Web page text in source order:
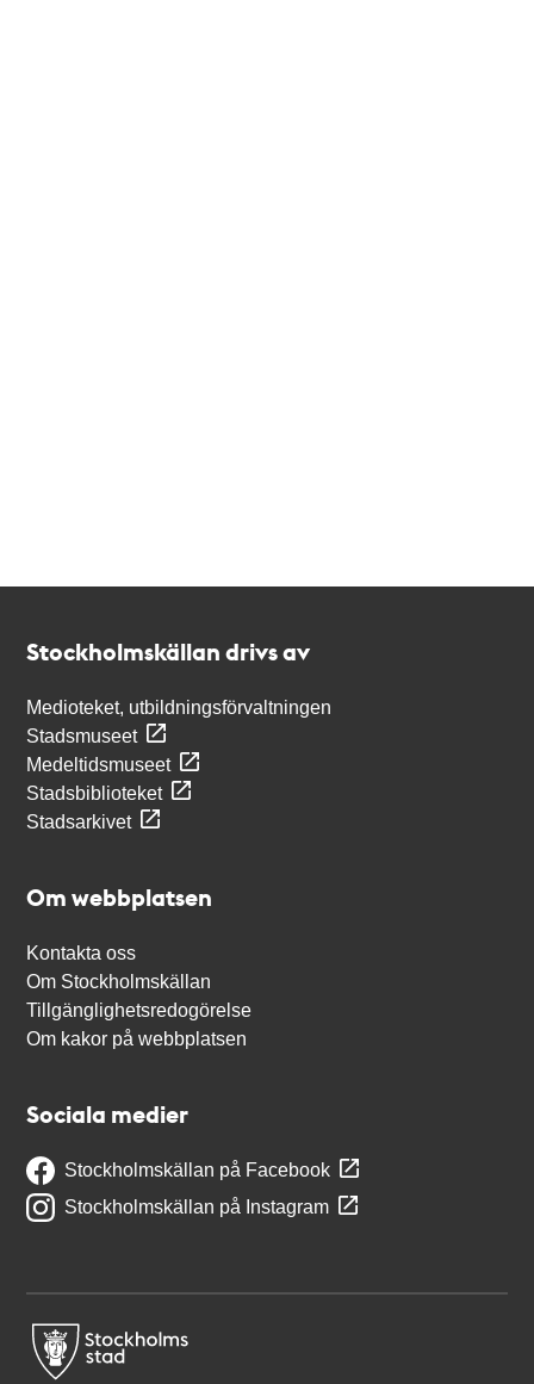
Stockholmskällan drivs av
Medioteket, utbildningsförvaltningen
Stadsmuseet
Medeltidsmuseet
Stadsbiblioteket
Stadsarkivet
Om webbplatsen
Kontakta oss
Om Stockholmskällan
Tillgänglighetsredogörelse
Om kakor på webbplatsen
Sociala medier
Stockholmskällan på Facebook
Stockholmskällan på Instagram